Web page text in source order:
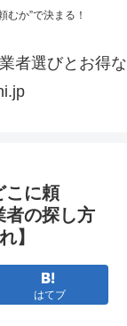
か”で決まる！
者選びとお得な
に頼
の探し方
】
はてブ